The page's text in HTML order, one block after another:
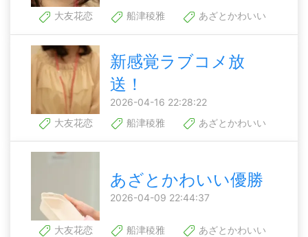
大友花恋 船津稜雅 あざとかわいい
新感覚ラブコメ放
送！
2026-04-16 22:28:22
大友花恋
船津稜雅 あざとかわいい
あざとかわいい優勝
2026-04-09 22:44:37
大友花恋 船津稜雅 あざとかわいい